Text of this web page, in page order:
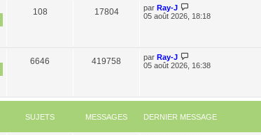
108 17804 par Ray-J
05 août 2026, 18:18
6646 419758 par Ray-J
05 août 2026, 16:38
SUJETS MESSAGES DERNIER MESSAGE